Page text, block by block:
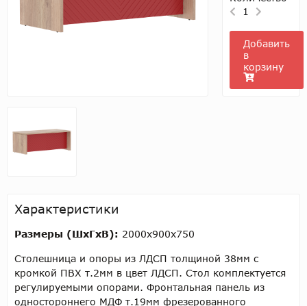
1
Добавить
в
корзину
Характеристики
Размеры (ШхГхВ): 2000х900х750
Столешница и опоры из ЛДСП толщиной 38мм с
кромкой ПВХ т.2мм в цвет ЛДСП. Стол комплектуется
регулируемыми опорами. Фронтальная панель из
одностороннего МДФ т.19мм фрезерованного